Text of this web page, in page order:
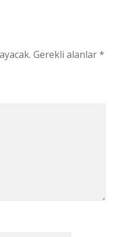
Gerekli alanlar*